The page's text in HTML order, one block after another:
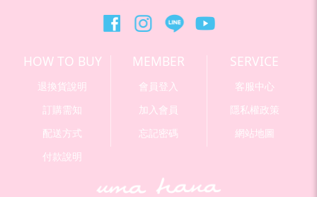
HOW TO BUY
退換貨說明
訂購需知
配送方式
付款說明
MEMBER
會員登入
加入會員
忘記密碼
SERVICE
客服中心
隱私權政策
網站地圖